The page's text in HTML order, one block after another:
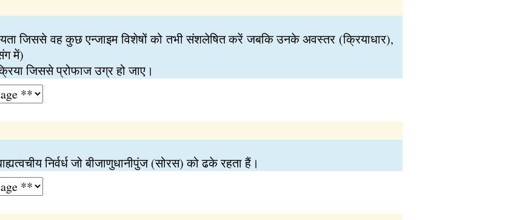
जिससे वह कुछ एन्जाइम विशेषों को तभी संशलेषित करें जबकि उनके अवस्तर (क्रियाधार),
में)
जिससे प्रोफाज उग्र हो जाए।
निर्वर्ध जो बीजाणुधानीपुंज (सोरस) को ढके रहता हैं।